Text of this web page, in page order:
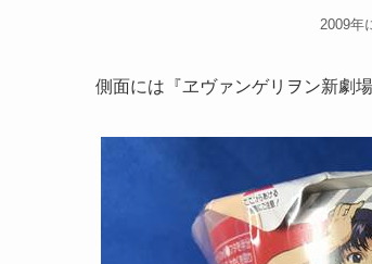
2009年
側面には『ヱヴァンゲリヲン新劇